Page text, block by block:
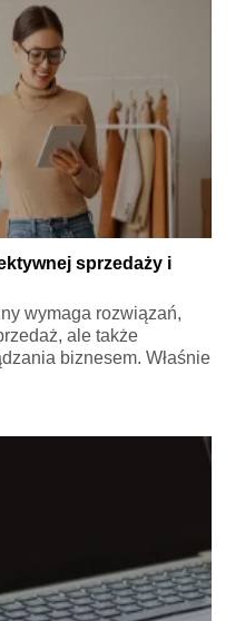
sprzedaży i
wymaga rozwiązań,
ale także
biznesem. Właśnie